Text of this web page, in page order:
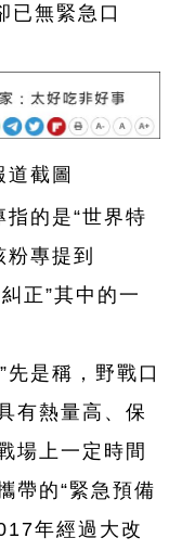
已無緊急口
道截圖
指的是“世界特
專提到
正”其中的一
先是稱，野戰口
有熱量高、保
場上 一 定時間
帶的“緊急預備
年經過大改